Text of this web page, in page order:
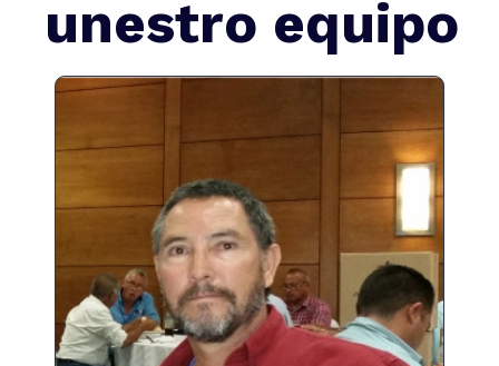
unestro equipo
Ing. Juan J. Gutiérrez A.
Director General